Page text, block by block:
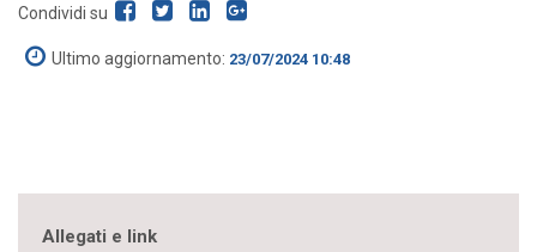
Condividi su
Ultimo aggiornamento: 23/07/2024 10:48
Allegati e link